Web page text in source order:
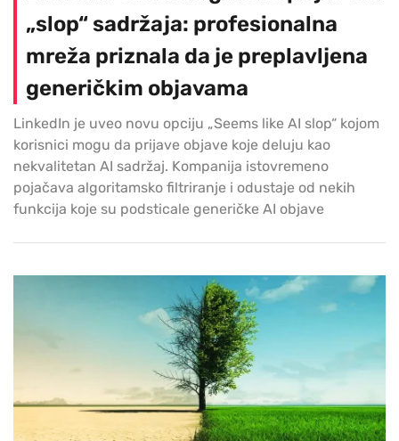
„slop“ sadržaja: profesionalna
mreža priznala da je preplavljena
generičkim objavama
LinkedIn je uveo novu opciju „Seems like AI slop“ kojom
korisnici mogu da prijave objave koje deluju kao
nekvalitetan AI sadržaj. Kompanija istovremeno
pojačava algoritamsko filtriranje i odustaje od nekih
funkcija koje su podsticale generičke AI objave